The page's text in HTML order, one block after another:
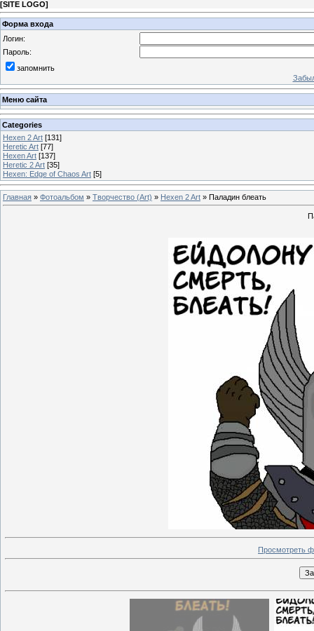
[SITE LOGO]
Форма входа
Логин:
Пароль:
запомнить
Меню сайта
Categories
Hexen 2 Art [131]
Heretic Art [77]
Hexen Art [137]
Heretic 2 Art [35]
Hexen: Edge of Chaos Art [5]
Главная » Фотоальбом » Творчество (Art) » Hexen 2 Art » Паладин блеать
Просмотреть